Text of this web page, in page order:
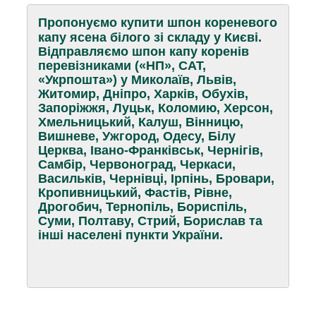
Пропонуємо купити шпон кореневого
капу ясена білого зі складу у Києві.
Відправляємо шпон капу коренів
перевізниками («НП», САТ,
«Укрпошта») у Миколаїв, Львів,
Житомир, Дніпро, Харків, Обухів,
Запоріжжя, Луцьк, Коломию, Херсон,
Хмельницький, Калуш, Вінницю,
Вишневе, Ужгород, Одесу, Білу
Церква, Івано-Франківськ, Чернігів,
Самбір, Червоноград, Черкаси,
Васильків, Чернівці, Ірпінь, Бровари,
Кропивницький, Фастів, Рівне,
Дрогобич, Тернопіль, Бориспіль,
Суми, Полтаву, Стрий, Борислав та
інші населені пункти України.